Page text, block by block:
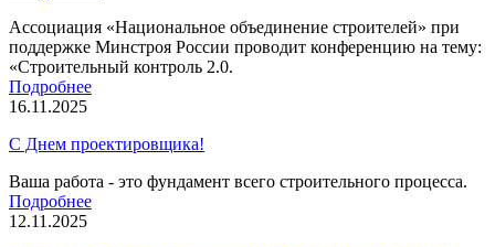
Ассоциация «Национальное объединение строителей» при
поддержке Минстроя России проводит конференцию на тему:
«Строительный контроль 2.0.
Подробнее
16.11.2025
С Днем проектировщика!
Ваша работа - это фундамент всего строительного процесса.
Подробнее
12.11.2025